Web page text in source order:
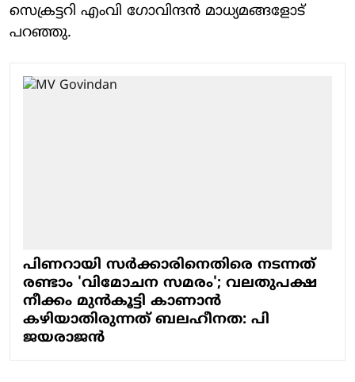
സെക്രട്ടറി എംവി ഗോവിന്ദന്‍ മാധ്യമങ്ങളോട്
പറഞ്ഞു.
പിണറായി സര്‍ക്കാരിനെതിരെ നടന്നത്
രണ്ടാം 'വിമോചന സമരം'; വലതുപക്ഷ
നീക്കം മുന്‍കൂട്ടി കാണാന്‍
കഴിയാതിരുന്നത് ബലഹീനത: പി
ജയരാജന്‍